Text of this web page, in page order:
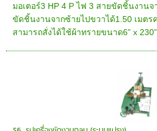
มอเตอร์3 HP 4 P ไฟ 3 สายขัดชิ้นงาน
ขัดชิ้นงานจากซ้ายไปขวาได้1.50 เมตร
สามารถสั่งได้ใช้ผ้าทรายขนาด6” x 230”